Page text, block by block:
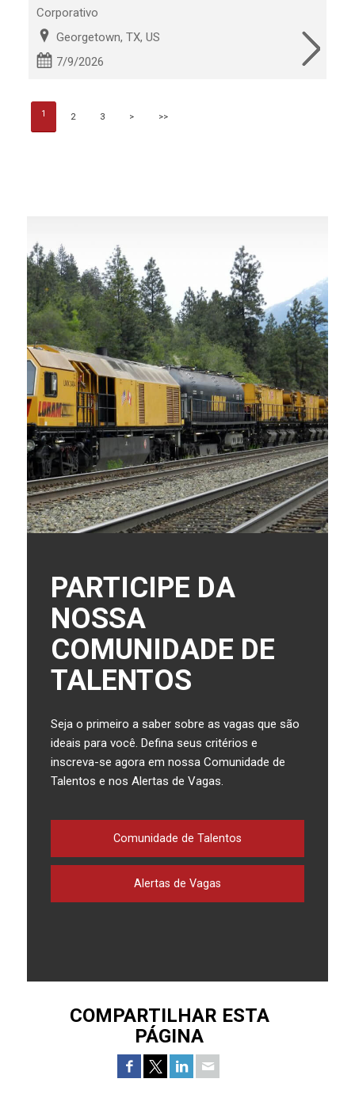
Corporativo
Georgetown, TX, US
7/9/2026
1 2 3 > >>
PARTICIPE DA
NOSSA
COMUNIDADE DE
TALENTOS
Seja o primeiro a saber sobre as vagas que são
ideais para você. Defina seus critérios e
inscreva-se agora em nossa Comunidade de
Talentos e nos Alertas de Vagas.
Comunidade de Talentos
Alertas de Vagas
COMPARTILHAR ESTA
PÁGINA